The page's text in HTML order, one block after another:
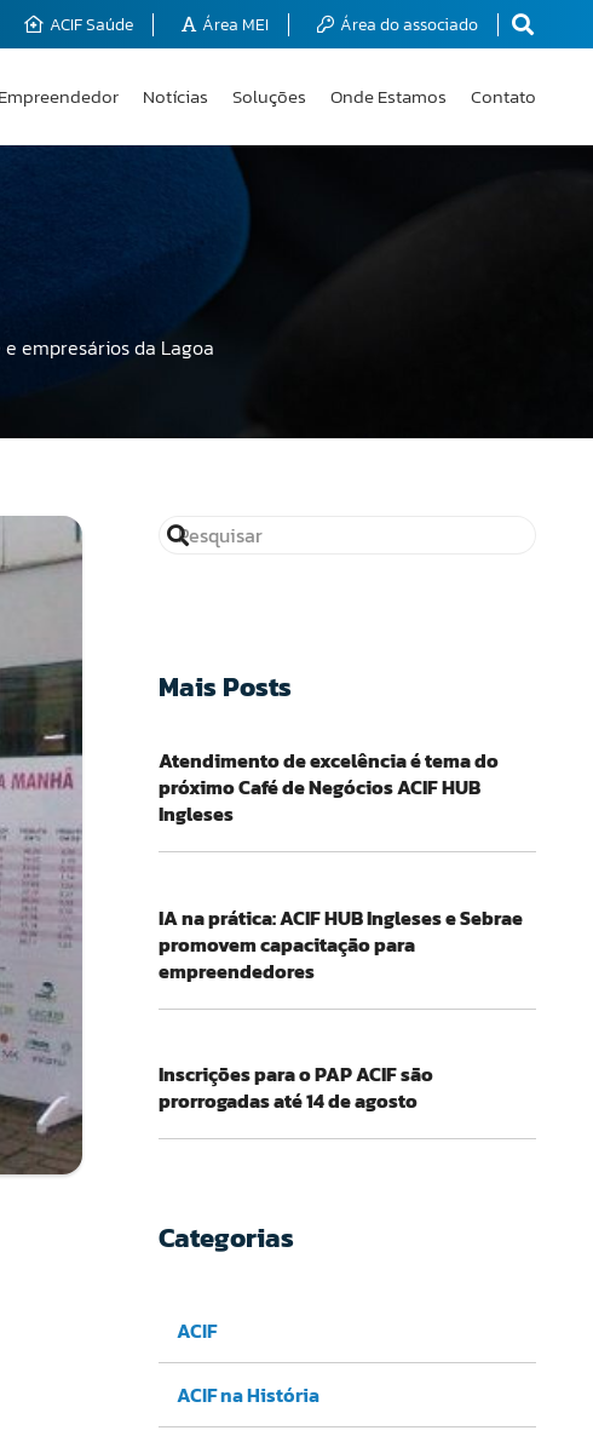
ACIF Saúde Área MEI Área do associado
Notícias Soluções Onde Estamos Contato
empresários da Lagoa
Mais Posts
Atendimento de excelência é tema do
próximo Café de Negócios ACIF HUB
Ingleses
IA na prática: ACIF HUB Ingleses e Sebrae
promovem capacitação para
empreendedores
Inscrições para o PAP ACIF são
prorrogadas até 14 de agosto
Categorias
ACIF
ACIF na História